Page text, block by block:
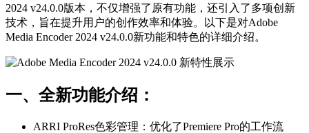
2024 v24.0.0版本，不仅增强了原有功能，还引入了多项创新
技术，旨在提升用户的创作效率和体验。以下是对Adobe
Media Encoder 2024 v24.0.0新功能和特色的详细介绍。
一、全新功能介绍：
ARRI ProRes色彩管理：优化了Premiere Pro的工作流